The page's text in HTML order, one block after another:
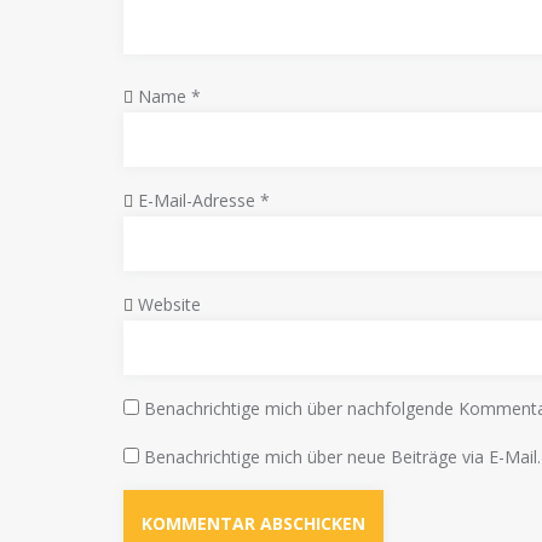
Name *
E-Mail-Adresse *
Website
Benachrichtige mich über nachfolgende
Benachrichtige mich über neue Beiträge via E-Mail.